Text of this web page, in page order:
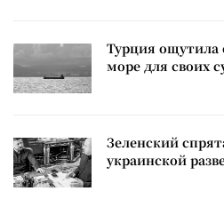
Турция ощутила
море для своих
Зеленский
украинской